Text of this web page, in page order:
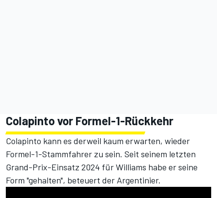
Colapinto vor Formel-1-Rückkehr
Colapinto kann es derweil kaum erwarten, wieder
Formel-1-Stammfahrer zu sein. Seit seinem letzten
Grand-Prix-Einsatz 2024 für Williams habe er seine
Form "gehalten", beteuert der Argentinier.